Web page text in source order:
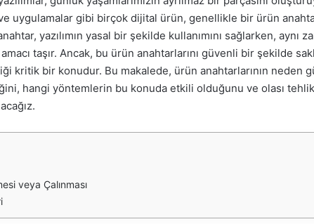
uygulamalar gibi birçok dijital ürün, genellikle bir ürün
yazılımın yasal bir şekilde kullanımını sağlarken, aynı
amacı taşır. Ancak, bu ürün anahtarlarını güvenli bir şekilde
kritik bir konudur. Bu makalede, ürün anahtarlarının neden
hangi yöntemlerin bu konuda etkili olduğunu ve olası
veya Çalınması